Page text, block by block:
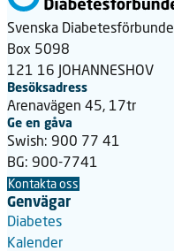
Svenska
Box 5098
121 16 JOHANNESHOV
Besöksadress
Arenavägen 45, 17tr
Ge en gåva
Swish: 900 77 41
BG: 900-7741
Kontakta oss
Genvägar
Diabetes
Kalender